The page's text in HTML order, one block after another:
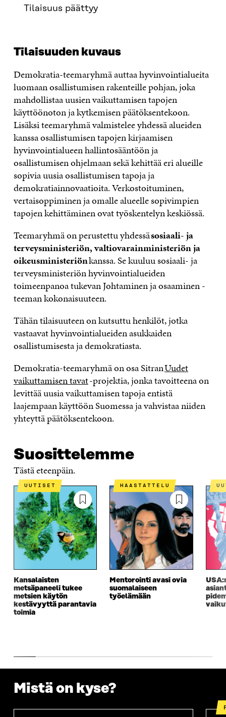
Tilaisuus päättyy
Tilaisuuden kuvaus
Demokratia-teemaryhmä auttaa hyvinvointialueita
luomaan osallistumisen rakenteille pohjan, joka
mahdollistaa uusien vaikuttamisen tapojen
käyttöönoton ja kytkemisen päätöksentekoon.
Lisäksi teemaryhmä valmistelee yhdessä alueiden
kanssa osallistumisen tapojen kirjaamisen
hyvinvointialueen hallintosääntöön ja
osallistumisen ohjelmaan sekä kehittää eri alueille
sopivia uusia osallistumisen tapoja ja
demokratiainnovaatioita. Verkostoituminen,
vertaisoppiminen ja omalle alueelle sopivimpien
tapojen kehittäminen ovat työskentelyn keskiössä.
Teemaryhmä on perustettu yhdessäsosiaali- ja
terveysministeriön, valtiovarainministeriön ja
oikeusministeriönkanssa. Se kuuluu sosiaali- ja
terveysministeriön hyvinvointialueiden
toimeenpanoa tukevan Johtaminen ja osaaminen -
teeman kokonaisuuteen.
Tähän tilaisuuteen on kutsuttu henkilöt, jotka
vastaavat hyvinvointialueiden asukkaiden
osallistumisesta ja demokratiasta.
Demokratia-teemaryhmä on osa SitranUudet
vaikuttamisen tavat-projektia, jonka tavoitteena on
levittää uusia vaikuttamisen tapoja entistä
laajempaan käyttöön Suomessa ja vahvistaa niiden
yhteyttä päätöksentekoon.
Suosittelemme
Tästä eteenpäin.
UUTISET
Kansalaisten
metsäpaneeli tukee
metsien käytön
kestävyyttä parantavia
toimia
HAASTATTELU
Mentorointi avasi ovia
suomalaiseen
työelämään
Mistä on kyse?